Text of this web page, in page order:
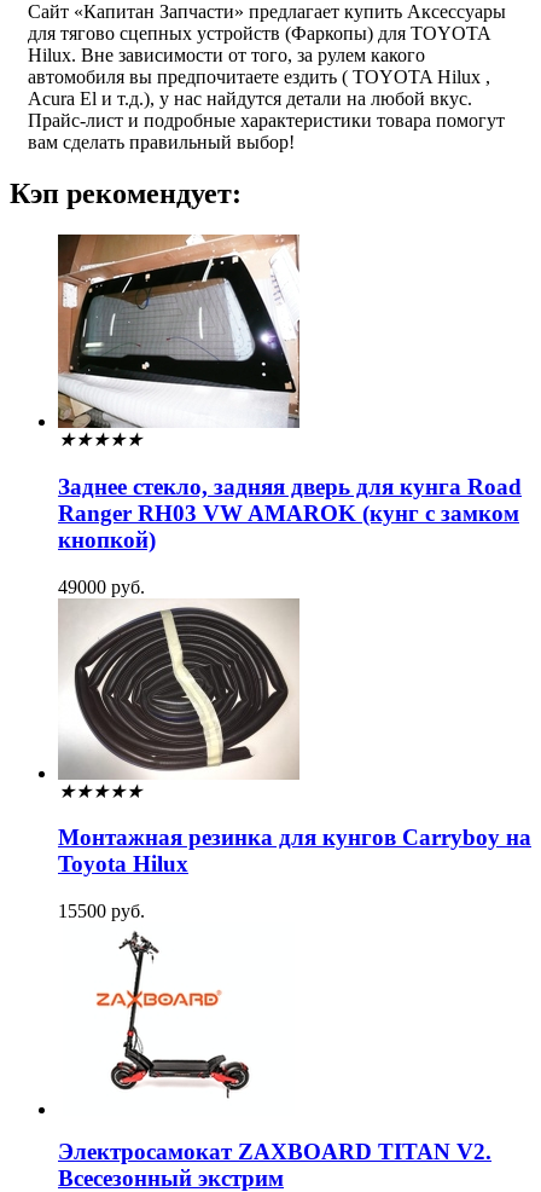
Сайт «Капитан Запчасти» предлагает купить Аксессуары
для тягово сцепныx устройств (Фаркопы) для TOYOTA
Hilux. Вне зависимости от того, за рулем какого
автомобиля вы предпочитаете ездить ( TOYOTA Hilux ,
Acura El и т.д.), у нас найдутся детали на любой вкус.
Прайс-лист и подробные характеристики товара помогут
вам сделать правильный выбор!
Кэп рекомендует:
★★★★★
Заднее стекло, задняя дверь для кунга Road
Ranger RH03 VW AMAROK (кунг с замком
кнопкой)
49000 руб.
★★★★★
Монтажная резинка для кунгов Carryboy на
Toyota Hilux
15500 руб.
Электросамокат ZAXBOARD TITAN V2.
Всесезонный экстрим